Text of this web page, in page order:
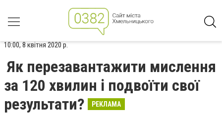
10:00, 8 квітня 2020 р.
Як перезавантажити мислення
за 120 хвилин і подвоїти свої
результати?
РЕКЛАМА